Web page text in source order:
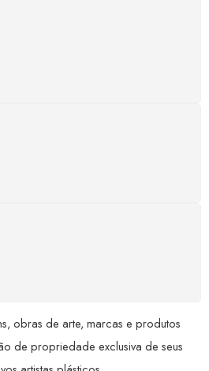
obras de arte, marcas e produtos
de propriedade exclusiva de seus